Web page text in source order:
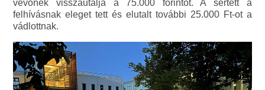
vevőnek visszautalja a 75.000 forintot. A sértett a
felhívásnak eleget tett és elutalt további 25.000 Ft-ot a
vádlottnak.